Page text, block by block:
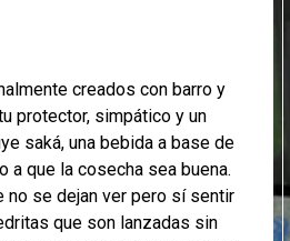
creados con barro y
protector, simpático y un
saká, una bebida a base de
a que la cosecha sea buena.
no se dejan ver pero sí sentir
que son lanzadas sin